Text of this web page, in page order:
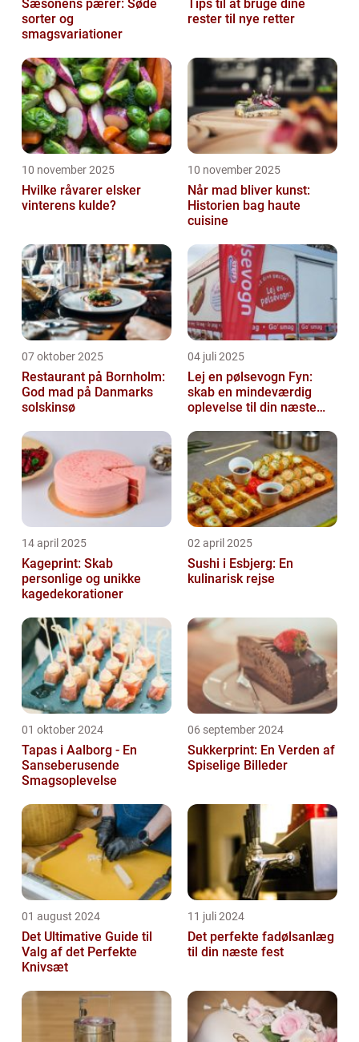
Sæsonens pærer: Søde
sorter og
smagsvariationer
Tips til at bruge dine
rester til nye retter
10 november 2025
Hvilke råvarer elsker
vinterens kulde?
10 november 2025
Når mad bliver kunst:
Historien bag haute
cuisine
07 oktober 2025
Restaurant på Bornholm:
God mad på Danmarks
solskinsø
04 juli 2025
Lej en pølsevogn Fyn:
skab en mindeværdig
oplevelse til din næste
14 april 2025
Kageprint: Skab
personlige og unikke
kagedekorationer
02 april 2025
Sushi i Esbjerg: En
kulinarisk rejse
01 oktober 2024
Tapas i Aalborg - En
Sanseberusende
Smagsoplevelse
06 september 2024
Sukkerprint: En Verden af
Spiselige Billeder
01 august 2024
Det Ultimative Guide til
Valg af det Perfekte
Knivsæt
11 juli 2024
Det perfekte fadølsanlæg
til din næste fest